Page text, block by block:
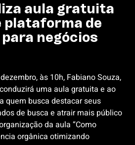
aula gratuita
plataforma de
negócios
às 10h, Fabiano Souza,
uma aula gratuita e ao
quem busca destacar seus
de busca e atrair mais público
da aula “Como
orgânica otimizando